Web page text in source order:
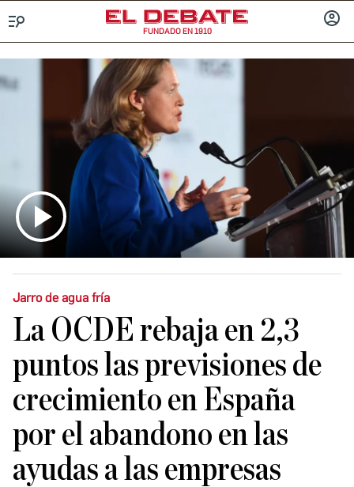
FUNDADO EN 1910
Jarro de agua fría
La OCDE rebaja en 2,3
puntos las previsiones de
crecimiento en España
por el abandono en las
ayudas a las empresas